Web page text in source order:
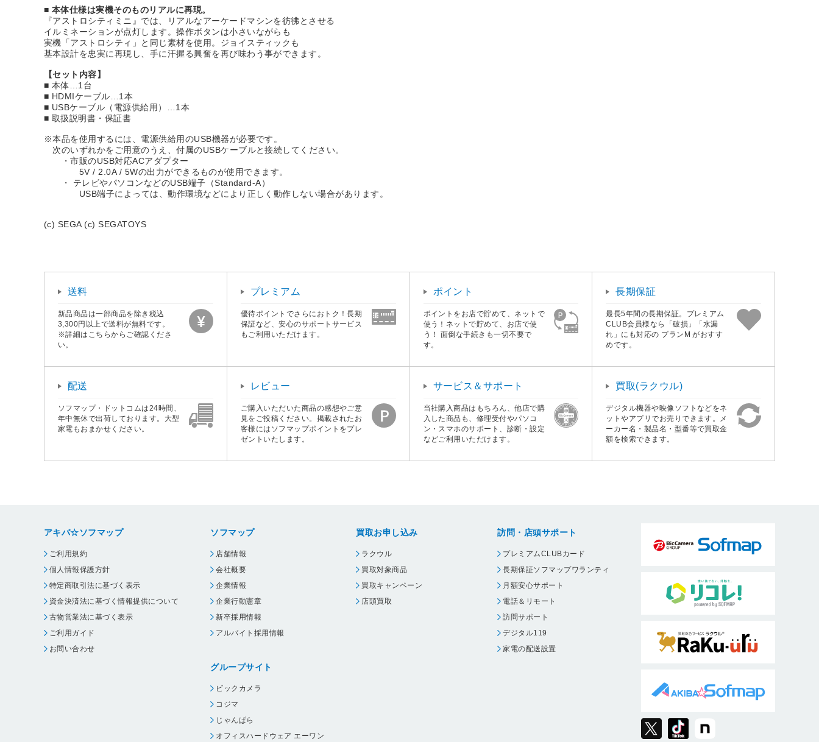
■ 本体仕様は実機そのものリアルに再現。
『アストロシティミニ』では、リアルなアーケードマシンを彷彿とさせる
イルミネーションが点灯します。操作ボタンは小さいながらも
実機「アストロシティ」と同じ素材を使用。ジョイスティックも
基本設計を忠実に再現し、手に汗握る興奮を再び味わう事ができます。
【セット内容】
■ 本体…1台
■ HDMIケーブル…1本
■ USBケーブル（電源供給用）…1本
■ 取扱説明書・保証書
※本品を使用するには、電源供給用のUSB機器が必要です。
次のいずれかをご用意のうえ、付属のUSBケーブルと接続してください。
・市販のUSB対応ACアダプター
5V / 2.0A / 5Wの出力ができるものが使用できます。
・ テレビやパソコンなどのUSB端子（Standard-A）
USB端子によっては、動作環境などにより正しく動作しない場合があります。
(c) SEGA (c) SEGATOYS
送料
新品商品は一部商品を除き税込
3,300円以上で送料が無料です。
※詳細はこちらからご確認くださ
い。
プレミアム
優待ポイントでさらにおトク！長期
保証など、安心のサポートサービス
もご利用いただけます。
ポイント
ポイントをお店で貯めて、ネットで
使う！ネットで貯めて、お店で使
う！ 面倒な手続きも一切不要で
す。
長期保証
最長5年間の長期保証。プレミアム
CLUB会員様なら「破損」「水漏
れ」にも対応の プランM がおすす
めです。
配送
ソフマップ・ドットコムは24時間、
年中無休で出荷しております。大型
家電もおまかせください。
レビュー
ご購入いただいた商品の感想やご意
見をご投稿ください。掲載されたお
客様にはソフマップポイントをプレ
ゼントいたします。
サービス＆サポート
当社購入商品はもちろん、他店で購
入した商品も、修理受付やパソコ
ン・スマホのサポート、診断・設定
などご利用いただけます。
買取(ラクウル)
デジタル機器や映像ソフトなどをネ
ットやアプリでお売りできます。メ
ーカー名・製品名・型番等で買取金
額を検索できます。
アキバ☆ソフマップ
ご利用規約
個人情報保護方針
特定商取引法に基づく表示
資金決済法に基づく情報提供について
古物営業法に基づく表示
ご利用ガイド
お問い合わせ
ソフマップ
店舗情報
会社概要
企業情報
企業行動憲章
新卒採用情報
アルバイト採用情報
グループサイト
ビックカメラ
コジマ
じゃんぱら
オフィスハードウェア エーワン
買取お申し込み
ラクウル
買取対象商品
買取キャンペーン
店頭買取
訪問・店頭サポート
プレミアムCLUBカード
長期保証ソフマップワランティ
月額安心サポート
電話＆リモート
訪問サポート
デジタル119
家電の配送設置